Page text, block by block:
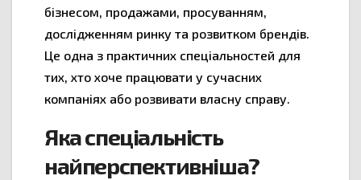
бізнесом, продажами, просуванням,
дослідженням ринку та розвитком брендів.
Це одна з практичних спеціальностей для
тих, хто хоче працювати у сучасних
компаніях або розвивати власну справу.
Яка спеціальність
найперспективніша?